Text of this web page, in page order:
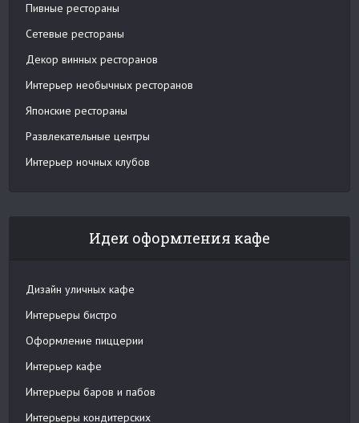
Пивные рестораны
Сетевые рестораны
Декор винных ресторанов
Интерьер необычных ресторанов
Японские рестораны
Развлекательные центры
Интерьер ночных клубов
Идеи оформления кафе
Дизайн уличных кафе
Интерьеры бистро
Оформление пиццерии
Интерьер кафе
Интерьеры баров и пабов
Интерьеры кондитерских